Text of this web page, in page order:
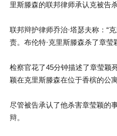
里斯滕森的联邦律师承认克被告
联邦辩护律师乔治·塔瑟夫称：“
责。布伦特·克里斯滕森杀了章莹
检察官花了45分钟描述了章莹颖
颖在克里斯滕森在位于香槟的公
尽管被告承认了他杀害章莹颖的
辩。